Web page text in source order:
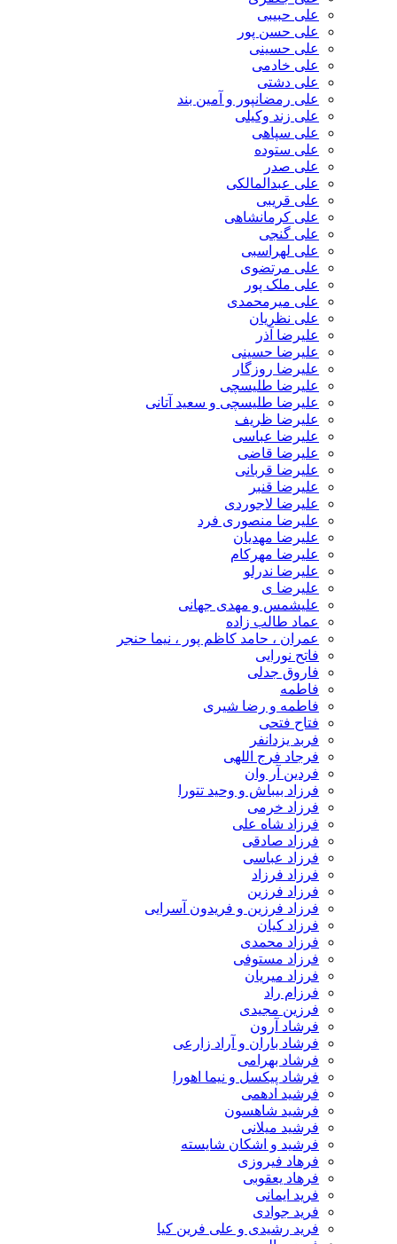
علی حبیبی
علی حسن پور
علی حسینی
علی خادمی
علی دشتی
علی رمضانپور و آمین بند
علی زند وکیلی
علی سپاهی
علی ستوده
علی صدر
علی عبدالمالکی
علی قریبی
علی کرمانشاهی
علی گنجی
علی لهراسبی
علی مرتضوی
علی ملک پور
علی میرمحمدی
علی نظریان
علیرضا آذر
علیرضا حسینی
علیرضا روزگار
علیرضا طلیسچی
علیرضا طلیسچی و سعید آتانی
علیرضا ظریف
علیرضا عباسی
علیرضا قاضی
علیرضا قربانی
علیرضا قنبر
علیرضا لاجوردی
علیرضا منصوری فرد
علیرضا مهدیان
علیرضا مهرکام
علیرضا ندرلو
علیرضا ی
علیشمس و مهدی جهانی
عماد طالب زاده
عمران ، حامد کاظم پور ، نیما حنجر
فاتح نورایی
فاروق جدلی
فاطمه
فاطمه و رضا شیری
فتاح فتحی
فربد یزدانفر
فرجاد فرج اللهی
فردین آر وان
فرزاد بیباش و وحید تتورا
فرزاد خرمی
فرزاد شاه علی
فرزاد صادقی
فرزاد عباسی
فرزاد فرزاد
فرزاد فرزین
فرزاد فرزین و فریدون آسرایی
فرزاد کیان
فرزاد محمدی
فرزاد مستوفی
فرزاد میریان
فرزام راد
فرزین مجیدی
فرشاد آرون
فرشاد باران و آراد زارعی
فرشاد بهرامی
فرشاد پیکسل و نیما اهورا
فرشید ادهمی
فرشید شاهسون
فرشید میلانی
فرشید و اشکان شایسته
فرهاد فیروزی
فرهاد یعقوبی
فرید ایمانی
فرید جوادی
فرید رشیدی و علی فرین کیا